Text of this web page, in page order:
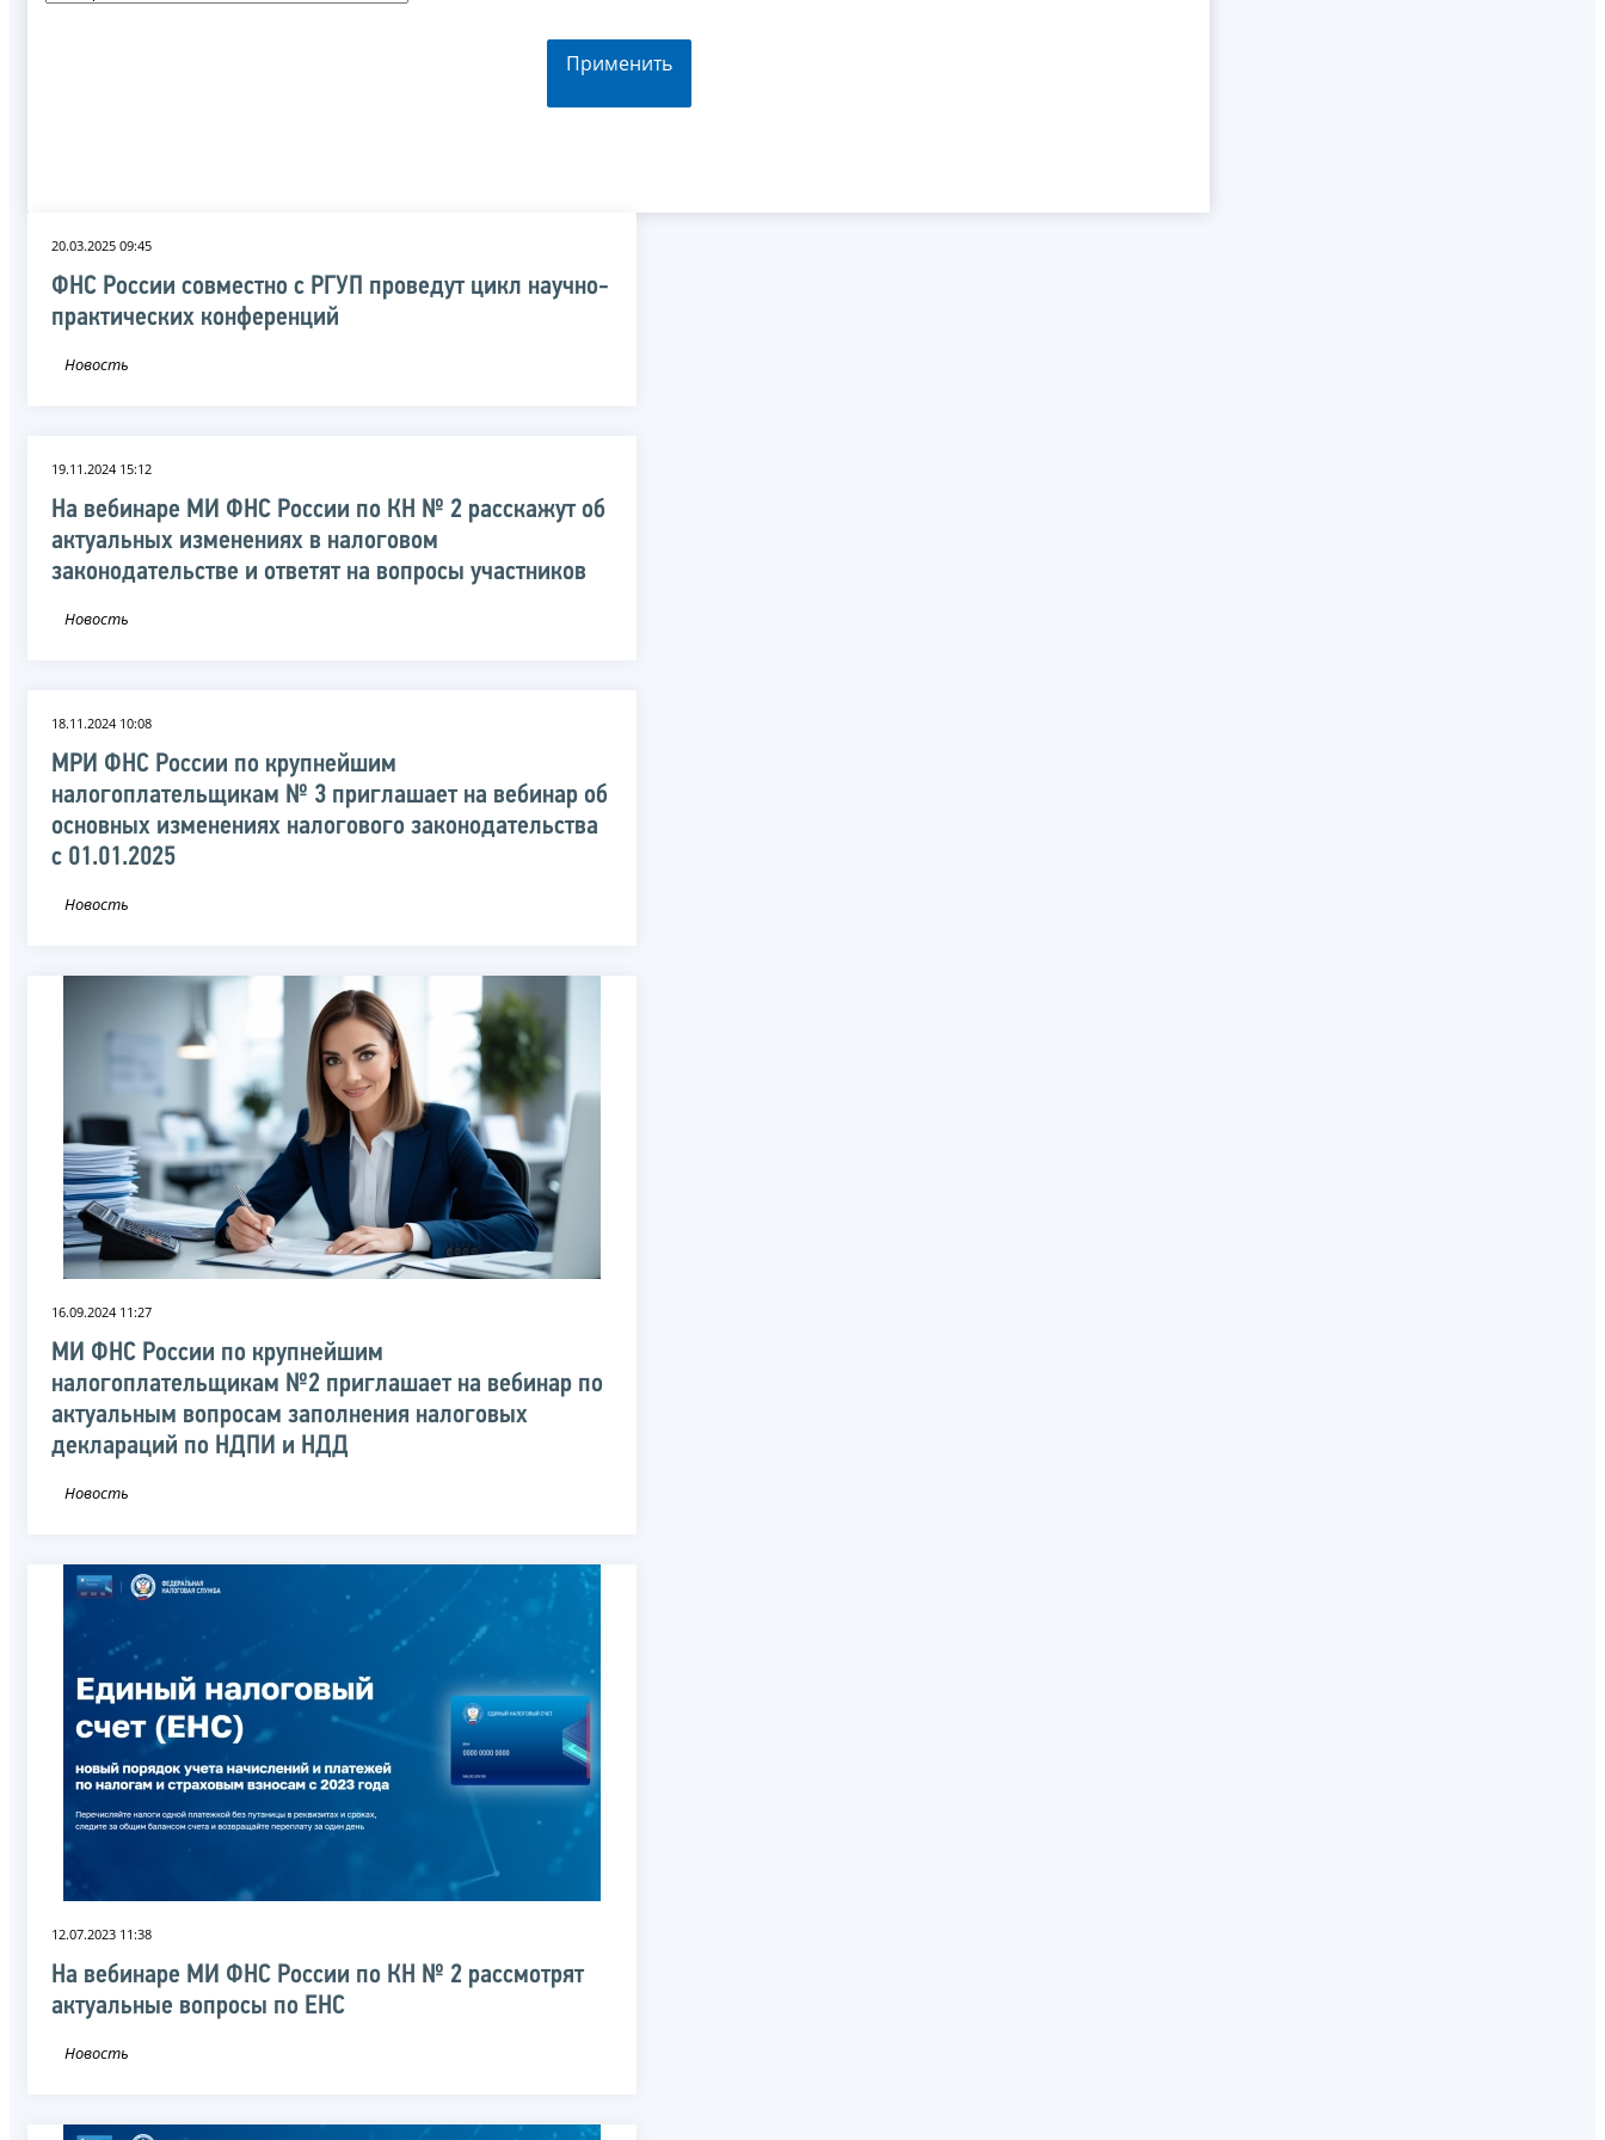
Применить
20.03.2025 09:45
ФНС России совместно с РГУП проведут цикл научно-
практических конференций
Новость
19.11.2024 15:12
На вебинаре МИ ФНС России по КН № 2 расскажут об
актуальных изменениях в налоговом
законодательстве и ответят на вопросы участников
Новость
18.11.2024 10:08
МРИ ФНС России по крупнейшим
налогоплательщикам № 3 приглашает на вебинар об
основных изменениях налогового законодательства
с 01.01.2025
Новость
16.09.2024 11:27
МИ ФНС России по крупнейшим
налогоплательщикам №2 приглашает на вебинар по
актуальным вопросам заполнения налоговых
деклараций по НДПИ и НДД
Новость
12.07.2023 11:38
На вебинаре МИ ФНС России по КН № 2 рассмотрят
актуальные вопросы по ЕНС
Новость